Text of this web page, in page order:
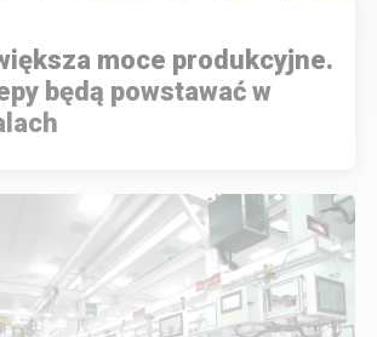
moce produkcyjne.
będą powstawać w